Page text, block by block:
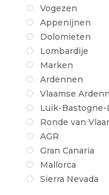
Vogezen
Appenijnen
Dolomieten
Lombardije
Marken
Ardennen
Vlaamse
Luik-Bastogne-
Ronde van
AGR
Gran Canaria
Mallorca
Sierra Nevada